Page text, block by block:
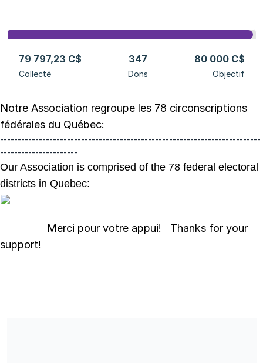
79 797,23 C$
Collecté
347
Dons
80 000 C$
Objectif
Notre Association regroupe les 78 circonscriptions
fédérales du Québec:
--------------------------------------------------------------------------
----------------------
Our Association is comprised of the 78 federal electoral
districts in Quebec:
Merci pour votre appui! Thanks for your
support!